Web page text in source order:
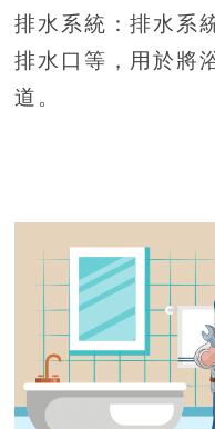
排水系統：排水系
排水口等，用於將
道。